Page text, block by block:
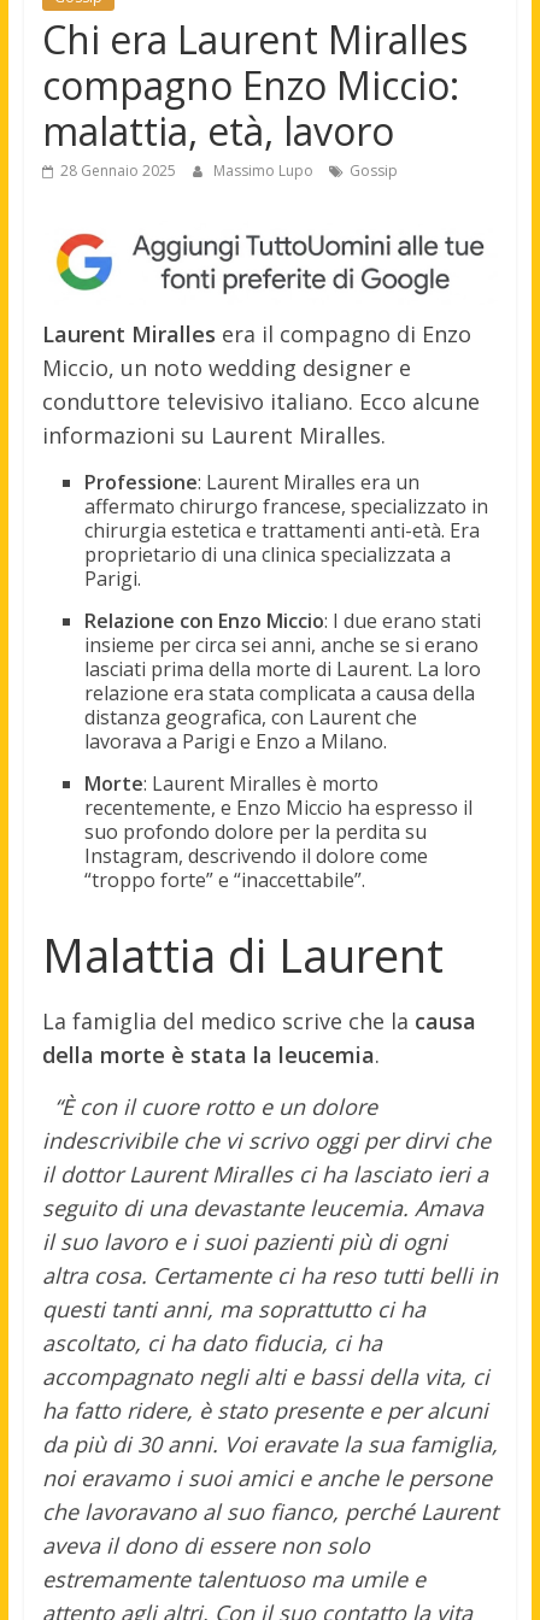
Chi era Laurent Miralles
compagno Enzo Miccio:
malattia, età, lavoro
28 Gennaio 2025 Massimo Lupo Gossip
Laurent Miralles era il compagno di Enzo
Miccio, un noto wedding designer e
conduttore televisivo italiano. Ecco alcune
informazioni su Laurent Miralles.
Professione: Laurent Miralles era un
affermato chirurgo francese, specializzato in
chirurgia estetica e trattamenti anti-età. Era
proprietario di una clinica specializzata a
Parigi.
Relazione con Enzo Miccio: I due erano stati
insieme per circa sei anni, anche se si erano
lasciati prima della morte di Laurent. La loro
relazione era stata complicata a causa della
distanza geografica, con Laurent che
lavorava a Parigi e Enzo a Milano.
Morte: Laurent Miralles è morto
recentemente, e Enzo Miccio ha espresso il
suo profondo dolore per la perdita su
Instagram, descrivendo il dolore come
“troppo forte” e “inaccettabile”.
Malattia di Laurent
La famiglia del medico scrive che la causa
della morte è stata la leucemia.
“È con il cuore rotto e un dolore
indescrivibile che vi scrivo oggi per dirvi che
il dottor Laurent Miralles ci ha lasciato ieri a
seguito di una devastante leucemia. Amava
il suo lavoro e i suoi pazienti più di ogni
altra cosa. Certamente ci ha reso tutti belli in
questi tanti anni, ma soprattutto ci ha
ascoltato, ci ha dato fiducia, ci ha
accompagnato negli alti e bassi della vita, ci
ha fatto ridere, è stato presente e per alcuni
da più di 30 anni. Voi eravate la sua famiglia,
noi eravamo i suoi amici e anche le persone
che lavoravano al suo fianco, perché Laurent
aveva il dono di essere non solo
estremamente talentuoso ma umile e
attento agli altri. Con il suo contatto la vita